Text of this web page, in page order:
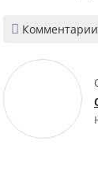
